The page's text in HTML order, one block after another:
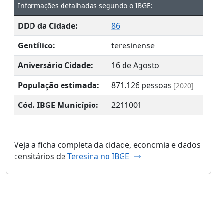
Informações detalhadas segundo o IBGE:
DDD da Cidade:
86
Gentílico:
teresinense
Aniversário Cidade:
16 de Agosto
População estimada:
871.126 pessoas [2020]
Cód. IBGE Município: 2211001
Veja a ficha completa da cidade, economia e dados
censitários deTeresina no IBGE